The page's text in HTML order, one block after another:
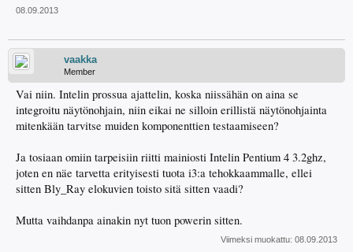
08.09.2013
vaakka
Member
Vai niin. Intelin prossua ajattelin, koska niissähän on aina se
integroitu näytönohjain, niin eikai ne silloin erillistä näytönohjainta
mitenkään tarvitse muiden komponenttien testaamiseen?
Ja tosiaan omiin tarpeisiin riitti mainiosti Intelin Pentium 4 3.2ghz,
joten en näe tarvetta erityisesti tuota i3:a tehokkaammalle, ellei
sitten Bly_Ray elokuvien toisto sitä sitten vaadi?
Mutta vaihdanpa ainakin nyt tuon powerin sitten.
Viimeksi muokattu: 08.09.2013